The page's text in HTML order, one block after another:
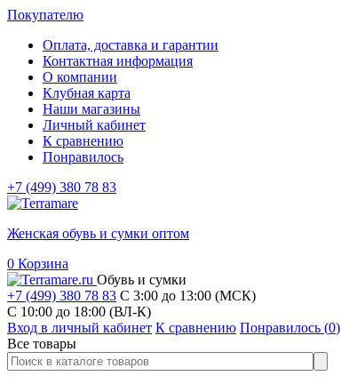
Покупателю
Оплата, доставка и гарантии
Контактная информация
О компании
Клубная карта
Наши магазины
Личный кабинет
К сравнению
Понравилось
+7 (499) 380 78 83
Женская обувь и сумки оптом
0 Корзина
Обувь и сумки
+7 (499) 380 78 83 С 3:00 до 13:00 (МСК)
C 10:00 до 18:00 (ВЛ-К)
Вход в личный кабинет К сравнению Понравилось (0)
Все товары